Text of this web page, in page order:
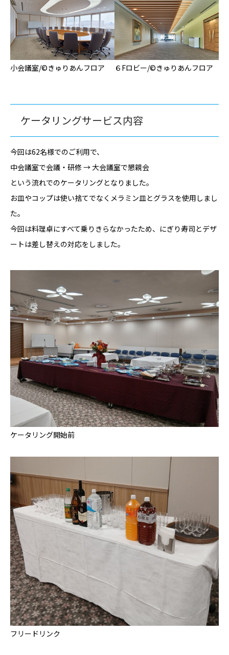
小会議室/©きゅりあんフロア ６Fロビー/©きゅりあんフロア
ケータリングサービス内容
今回は62名様でのご利用で、
中会議室で会議・研修 → 大会議室で懇親会
という流れでのケータリングとなりました。
お皿やコップは使い捨てでなくメラミン皿とグラスを使用しまし
た。
今回は料理卓にすべて乗りきらなかったため、にぎり寿司とデザ
ートは差し替えの対応をしました。
ケータリング開始前
フリードリンク